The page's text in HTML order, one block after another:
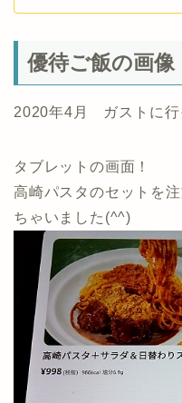
優待ご飯の画像
2020年4月 ガストに行
タブレットの画面！
高崎パスタのセットを
ちゃいました(^^)